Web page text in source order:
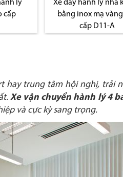
lý
cấp
Xe đẩy hành lý nhà
bằng inox mạ
cấp D11-A
hay trung tâm hội nghị, trải
Xe vận chuyển hành lý 4
và cực kỳ sang trọng.